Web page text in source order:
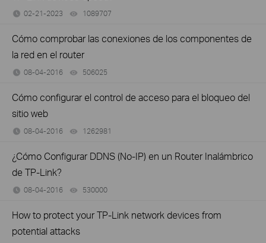
02-21-2023 1089707
Cómo comprobar las conexiones de los componentes de
la red en el router
08-04-2016 506025
Cómo configurar el control de acceso para el bloqueo del
sitio web
08-04-2016 1262981
¿Cómo Configurar DDNS (No-IP) en un Router Inalámbrico
de TP-Link?
08-04-2016 530000
How to protect your TP-Link network devices from
potential attacks